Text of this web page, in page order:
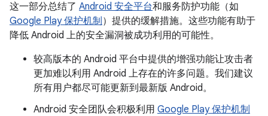
这一部分总结了 Android 安全平台和服务防护功能（如
Google Play 保护机制 ）提供的缓解措施。这些功能有助于
降低 Android 上的安全漏洞被成功利用的可能性。
较高版本的 Android 平台中提供的增强功能让攻击者
更加难以利用 Android 上存在的许多问题。我们建议
所有用户都尽可能更新到最新版 Android。
Android 安全团队会积极利用 Google Play 保护机制